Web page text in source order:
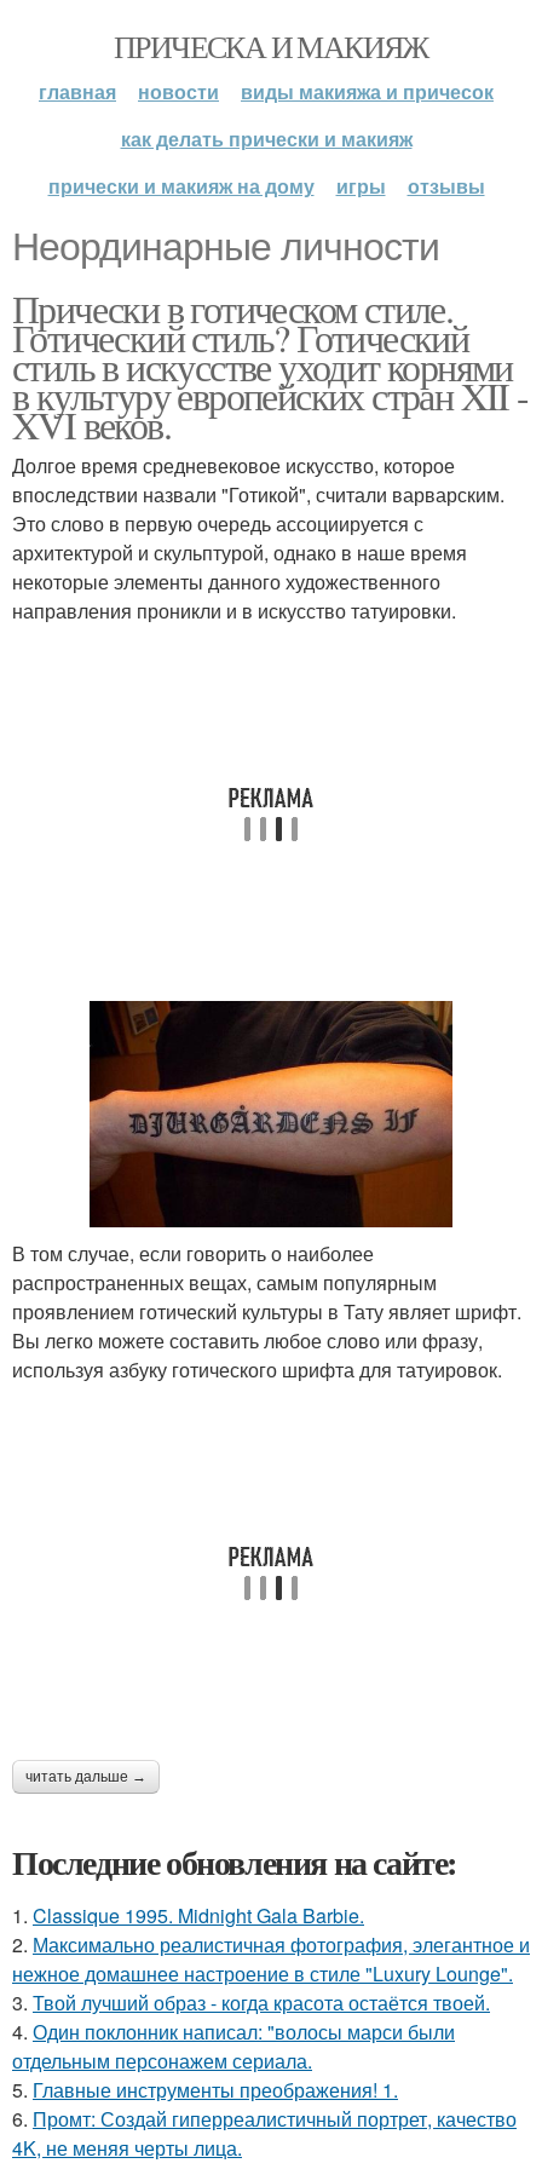
ПРИЧЕСКА И МАКИЯЖ
главная новости
виды макияжа и причесок
как делать прически и макияж
прически и макияж на дому
игры отзывы
Неординарные личности
Прически в готическом стиле.
Готический стиль? Готический
стиль в искусстве уходит корнями
в культуру европейских стран XII -
XVI веков.
Долгое время средневековое искусство, которое
впоследствии назвали "Готикой", считали варварским.
Это слово в первую очередь ассоциируется с
архитектурой и скульптурой, однако в наше время
некоторые элементы данного художественного
направления проникли и в искусство татуировки.
В том случае, если говорить о наиболее
распространенных вещах, самым популярным
проявлением готический культуры в Тату являет шрифт.
Вы легко можете составить любое слово или фразу,
используя азбуку готического шрифта для татуировок.
читать дальше →
Последние обновления на сайте:
1. Classique 1995. Midnight Gala Barbie.
2. Максимально реалистичная фотография, элегантное и
нежное домашнее настроение в стиле "Luxury Lounge".
3. Твой лучший образ - когда красота остаётся твоей.
4. Один поклонник написал: "волосы марси были
отдельным персонажем сериала.
5. Главные инструменты преображения! 1.
6. Промт: Создай гиперреалистичный портрет, качество
4K, не меняя черты лица.